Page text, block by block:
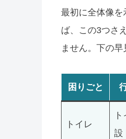
最初に全体像を
ば、この3つさ
ません。下の早
困りごと
トイレ
設